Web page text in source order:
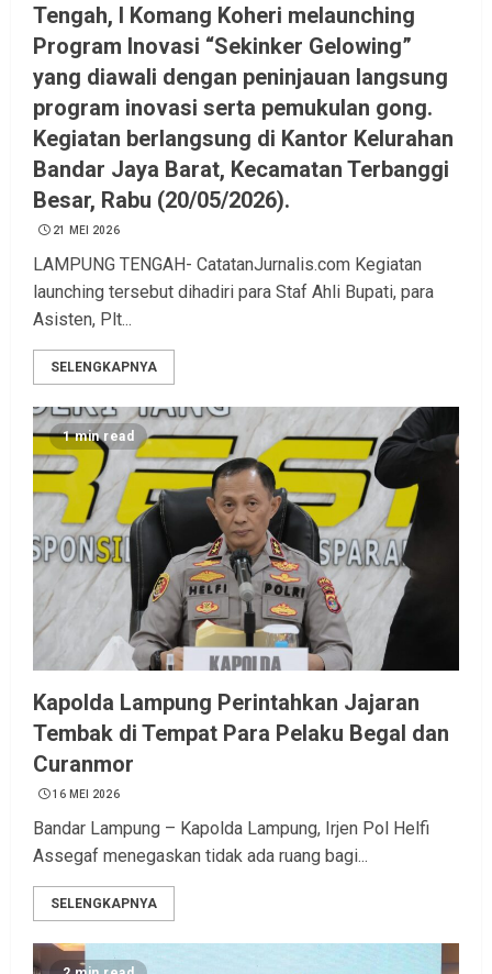
Tengah, I Komang Koheri melaunching
Program Inovasi “Sekinker Gelowing”
yang diawali dengan peninjauan langsung
program inovasi serta pemukulan gong.
Kegiatan berlangsung di Kantor Kelurahan
Bandar Jaya Barat, Kecamatan Terbanggi
Besar, Rabu (20/05/2026).
21 MEI 2026
LAMPUNG TENGAH- CatatanJurnalis.com Kegiatan
launching tersebut dihadiri para Staf Ahli Bupati, para
Asisten, Plt...
SELENGKAPNYA
1 min read
Kapolda Lampung Perintahkan Jajaran
Tembak di Tempat Para Pelaku Begal dan
Curanmor
16 MEI 2026
Bandar Lampung – Kapolda Lampung, Irjen Pol Helfi
Assegaf menegaskan tidak ada ruang bagi...
SELENGKAPNYA